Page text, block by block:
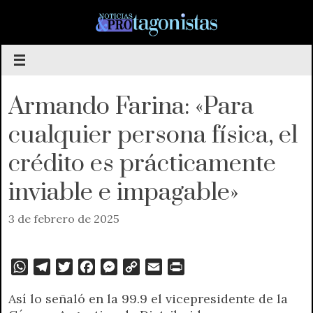
contenido
Armando Farina: «Para
cualquier persona física, el
crédito es prácticamente
inviable e impagable»
3 de febrero de 2025
W
a
l
i
c
M
s
p
a
i
Así lo señaló en la 99.9 el vicepresidente de la